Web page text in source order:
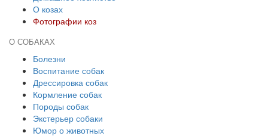
О козах
Фотографии коз
О СОБАКАХ
Болезни
Воспитание собак
Дрессировка собак
Кормление собак
Породы собак
Экстерьер собаки
Юмор о животных